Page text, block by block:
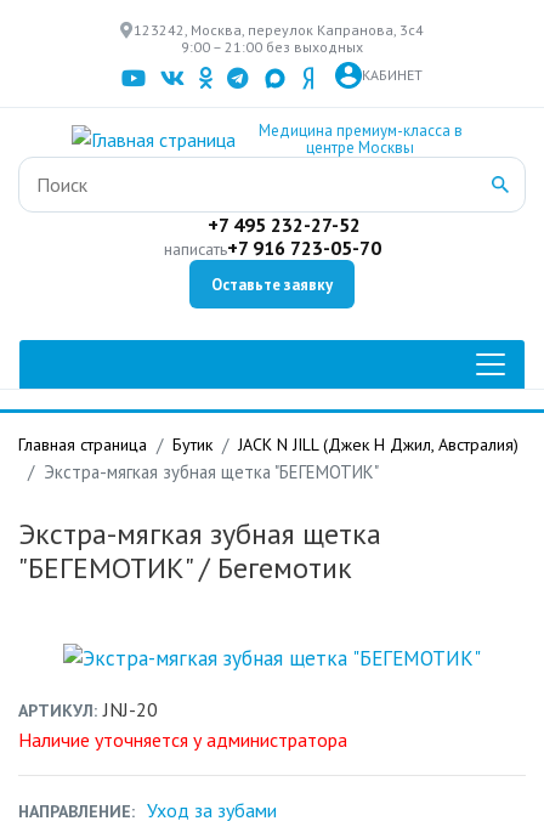
к
основному
содержанию
123242, Москва, переулок Капранова, 3с4
9:00 – 21:00 без выходных
КАБИНЕТ
Медицина премиум-класса в
центре Москвы
+7 495 232-27-52
написать+7 916 723-05-70
Оставьте заявку
Главная страница Бутик JACK N JILL (Джек Н Джил, Австралия)
Экстра-мягкая зубная щетка "БЕГЕМОТИК"
Экстра-мягкая зубная щетка
"БЕГЕМОТИК"/ Бегемотик
АРТИКУЛ JNJ-20
Наличие уточняется у администратора
НАПРАВЛЕНИЕ Уход за зубами